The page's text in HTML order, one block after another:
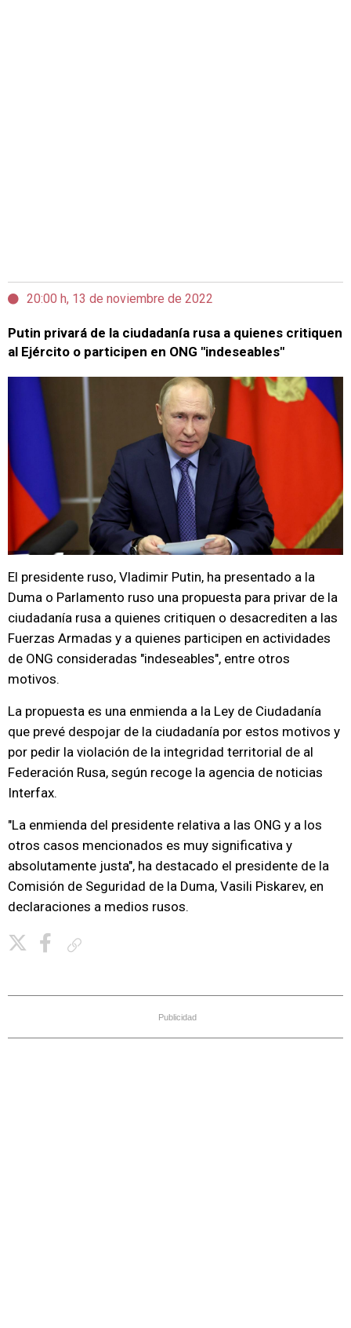
20:00 h, 13 de noviembre de 2022
Putin privará de la ciudadanía rusa a quienes critiquen
al Ejército o participen en ONG "indeseables"
El presidente ruso, Vladimir Putin, ha presentado a la
Duma o Parlamento ruso una propuesta para privar de la
ciudadanía rusa a quienes critiquen o desacrediten a las
Fuerzas Armadas y a quienes participen en actividades
de ONG consideradas "indeseables", entre otros
motivos.
La propuesta es una enmienda a la Ley de Ciudadanía
que prevé despojar de la ciudadanía por estos motivos y
por pedir la violación de la integridad territorial de al
Federación Rusa, según recoge la agencia de noticias
Interfax.
"La enmienda del presidente relativa a las ONG y a los
otros casos mencionados es muy significativa y
absolutamente justa", ha destacado el presidente de la
Comisión de Seguridad de la Duma, Vasili Piskarev, en
declaraciones a medios rusos.
Publicidad